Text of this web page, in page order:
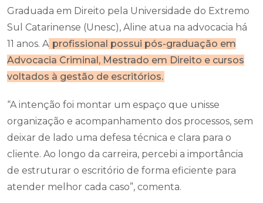
Graduada em Direito pela Universidade do Extremo
Sul Catarinense (Unesc), Aline atua na advocacia há
11 anos. A profissional possui pós-graduação em
Advocacia Criminal, Mestrado em Direito e cursos
voltados à gestão de escritórios.
“A intenção foi montar um espaço que unisse
organização e acompanhamento dos processos, sem
deixar de lado uma defesa técnica e clara para o
cliente. Ao longo da carreira, percebi a importância
de estruturar o escritório de forma eficiente para
atender melhor cada caso”, comenta.